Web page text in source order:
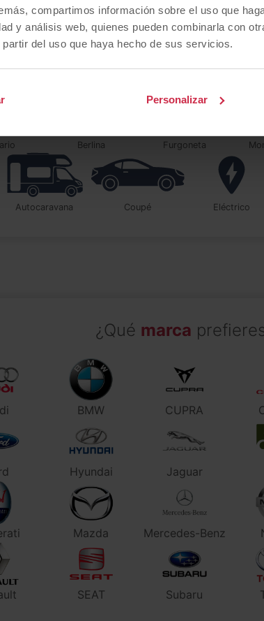
compartimos información sobre el uso que
y análisis web, quienes pueden combinarla con
del uso que haya hecho de sus servicios.
Personalizar
¿Quétipo de coche
berlina furgoneta
autocaravana coupé Eléctrico
¿Qué marca
BMW CUPRA
Hyundai Jaguar
Mazda Mercedes-Benz
SEAT Subaru